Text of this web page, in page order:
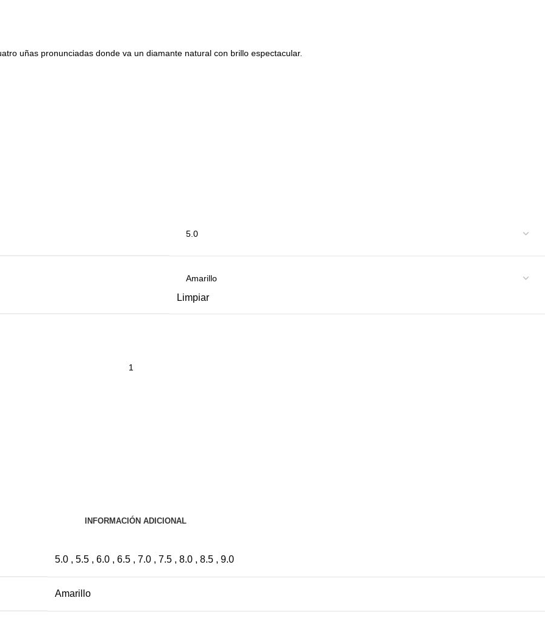
uñas pronunciadas donde va un diamante natural con brillo espectacular.
Limpiar
INFORMACIÓN ADICIONAL
5.0 , 5.5 , 6.0 , 6.5 , 7.0 , 7.5 , 8.0 , 8.5 , 9.0
Amarillo